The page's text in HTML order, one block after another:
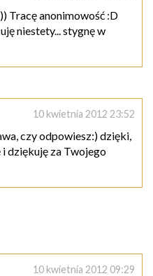
Tracę anonimowość :D
niestety... stygnę w
10 kwietnia 2012 23:52
czy odpowiesz:) dzięki,
dziękuję za Twojego
10 kwietnia 2012 09:29